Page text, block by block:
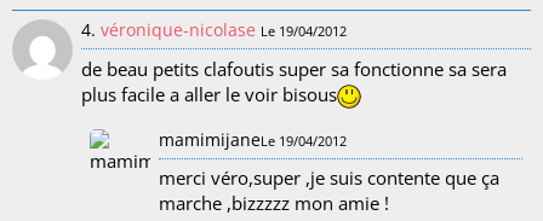
4. véronique-nicolase Le 19/04/2012
de beau petits clafoutis super sa fonctionne sa sera
plus facile a aller le voir bisous
mamimijaneLe 19/04/2012
merci véro,super ,je suis contente que ça
marche ,bizzzzz mon amie !